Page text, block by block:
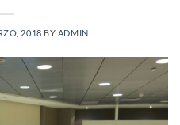
2018 BY ADMIN